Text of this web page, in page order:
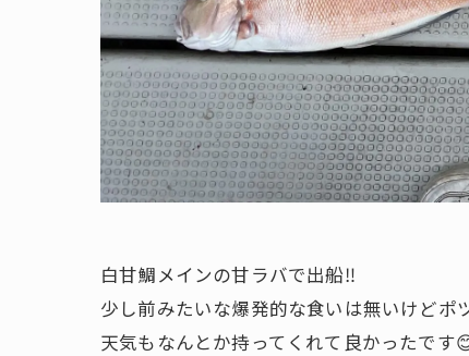
白甘鯛メインの甘ラバで出船‼️
少し前みたいな爆発的な食いは無いけど
天気もなんとか持ってくれて良かったです